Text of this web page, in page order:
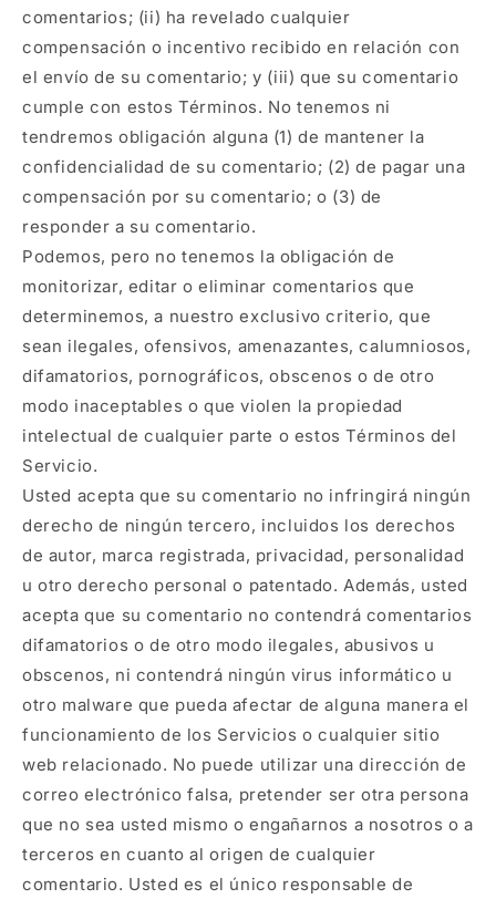
comentarios; (ii) ha revelado cualquier
compensación o incentivo recibido en relación con
el envío de su comentario; y (iii) que su comentario
cumple con estos Términos. No tenemos ni
tendremos obligación alguna (1) de mantener la
confidencialidad de su comentario; (2) de pagar una
compensación por su comentario; o (3) de
responder a su comentario.
Podemos, pero no tenemos la obligación de
monitorizar, editar o eliminar comentarios que
determinemos, a nuestro exclusivo criterio, que
sean ilegales, ofensivos, amenazantes, calumniosos,
difamatorios, pornográficos, obscenos o de otro
modo inaceptables o que violen la propiedad
intelectual de cualquier parte o estos Términos del
Servicio.
Usted acepta que su comentario no infringirá ningún
derecho de ningún tercero, incluidos los derechos
de autor, marca registrada, privacidad, personalidad
u otro derecho personal o patentado. Además, usted
acepta que su comentario no contendrá comentarios
difamatorios o de otro modo ilegales, abusivos u
obscenos, ni contendrá ningún virus informático u
otro malware que pueda afectar de alguna manera el
funcionamiento de los Servicios o cualquier sitio
web relacionado. No puede utilizar una dirección de
correo electrónico falsa, pretender ser otra persona
que no sea usted mismo o engañarnos a nosotros o a
terceros en cuanto al origen de cualquier
comentario. Usted es el único responsable de